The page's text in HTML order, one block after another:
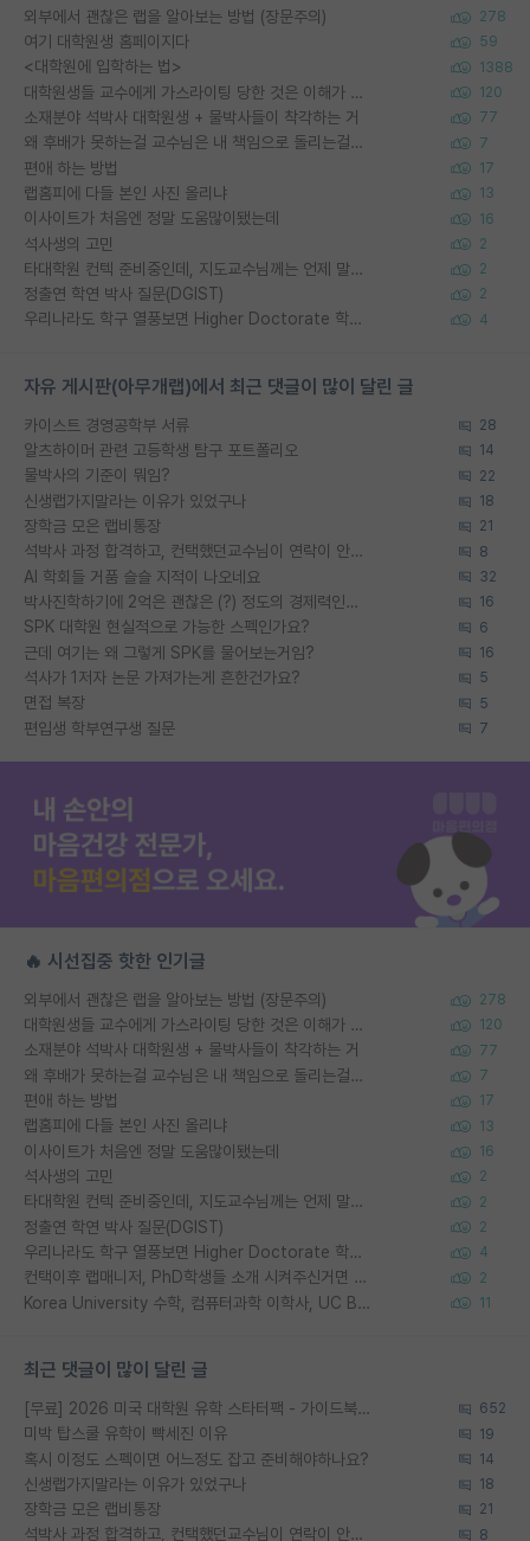
외부에서 괜찮은 랩을 알아보는 방법 (장문주의) 278
여기 대학원생 홈페이지다 59
<대학원에 입학하는 법> 1388
대학원생들 교수에게 가스라이팅 당한 것은 이해가 갑니다. 안타깝네요. 120
소재분야 석박사 대학원생 + 물박사들이 착각하는 거 77
왜 후배가 못하는걸 교수님은 내 책임으로 돌리는걸까요? 7
편애 하는 방법 17
랩홈피에 다들 본인 사진 올리냐 13
이사이트가 처음엔 정말 도움많이됐는데 16
석사생의 고민 2
타대학원 컨텍 준비중인데, 지도교수님께는 언제 말씀드려야 할까요? 2
정출연 학연 박사 질문(DGIST) 2
우리나라도 학구 열풍보면 Higher Doctorate 학위가 필요하다고 봅니다. 4
자유 게시판(아무개랩)에서 최근 댓글이 많이 달린 글
카이스트 경영공학부 서류 28
알츠하이머 관련 고등학생 탐구 포트폴리오 14
물박사의 기준이 뭐임? 22
신생랩가지말라는 이유가 있었구나 18
장학금 모은 랩비통장 21
석박사 과정 합격하고, 컨택했던교수님이 연락이 안됩니다... 8
AI 학회들 거품 슬슬 지적이 나오네요 32
박사진학하기에 2억은 괜찮은 (?) 정도의 경제력인가요 16
SPK 대학원 현실적으로 가능한 스펙인가요? 6
근데 여기는 왜 그렇게 SPK를 물어보는거임? 16
석사가 1저자 논문 가져가는게 흔한건가요? 5
면접 복장 5
편입생 학부연구생 질문 7
🔥 시선집중 핫한 인기글
외부에서 괜찮은 랩을 알아보는 방법 (장문주의) 278
대학원생들 교수에게 가스라이팅 당한 것은 이해가 갑니다. 안타깝네요. 120
소재분야 석박사 대학원생 + 물박사들이 착각하는 거 77
왜 후배가 못하는걸 교수님은 내 책임으로 돌리는걸까요? 7
편애 하는 방법 17
랩홈피에 다들 본인 사진 올리냐 13
이사이트가 처음엔 정말 도움많이됐는데 16
석사생의 고민 2
타대학원 컨텍 준비중인데, 지도교수님께는 언제 말씀드려야 할까요? 2
정출연 학연 박사 질문(DGIST) 2
우리나라도 학구 열풍보면 Higher Doctorate 학위가 필요하다고 봅니다. 4
컨택이후 랩매니저, PhD학생들 소개 시켜주신거면 거의 컨펌에 가깝나요? 2
Korea University 수학, 컴퓨터과학 이학사, UC Berkeley 산업공학 대학원 공학박사가 되는 것은 쉽지 않겠죠? 11
최근 댓글이 많이 달린 글
[무료] 2026 미국 대학원 유학 스타터팩 - 가이드북 & 합격자 컨택메일 템플릿 652
미박 탑스쿨 유학이 빡세진 이유 19
혹시 이정도 스펙이면 어느정도 잡고 준비해야하나요? 14
신생랩가지말라는 이유가 있었구나 18
장학금 모은 랩비통장 21
석박사 과정 합격하고, 컨택했던교수님이 연락이 안됩니다... 8